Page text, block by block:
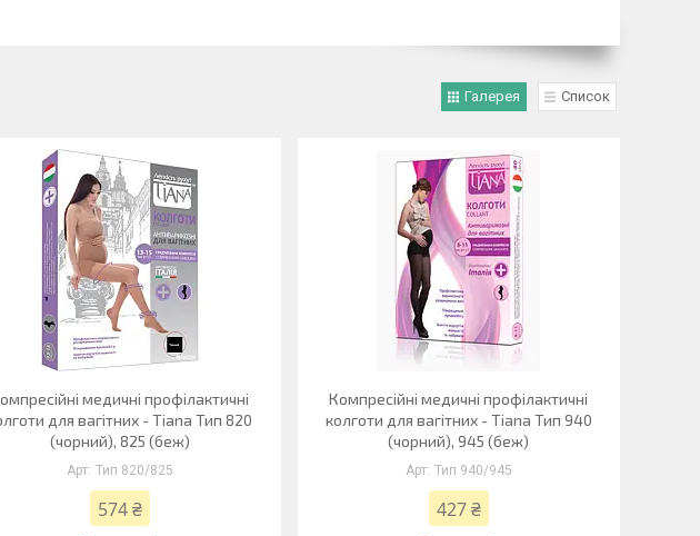
Галерея Список
медичні профілактичні
для вагітних - Tiana Тип 820
(чорний), 825 (беж)
Тип 820/825
574 ₴
Компресійні медичні профілактичні
колготи для вагітних - Tiana Тип 940
(чорний), 945 (беж)
Тип 940/945
427 ₴